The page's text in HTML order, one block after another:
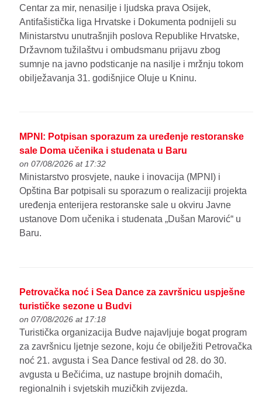
Centar za mir, nenasilje i ljudska prava Osijek,
Antifašistička liga Hrvatske i Dokumenta podnijeli su
Ministarstvu unutrašnjih poslova Republike Hrvatske,
Državnom tužilaštvu i ombudsmanu prijavu zbog
sumnje na javno podsticanje na nasilje i mržnju tokom
obilježavanja 31. godišnjice Oluje u Kninu.
MPNI: Potpisan sporazum za uređenje restoranske
sale Doma učenika i studenata u Baru
on 07/08/2026 at 17:32
Ministarstvo prosvjete, nauke i inovacija (MPNI) i
Opština Bar potpisali su sporazum o realizaciji projekta
uređenja enterijera restoranske sale u okviru Javne
ustanove Dom učenika i studenata „Dušan Marović“ u
Baru.
Petrovačka noć i Sea Dance za završnicu uspješne
turističke sezone u Budvi
on 07/08/2026 at 17:18
Turistička organizacija Budve najavljuje bogat program
za završnicu ljetnje sezone, koju će obilježiti Petrovačka
noć 21. avgusta i Sea Dance festival od 28. do 30.
avgusta u Bečićima, uz nastupe brojnih domaćih,
regionalnih i svjetskih muzičkih zvijezda.